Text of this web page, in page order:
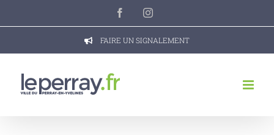
FacebookInstagram
FAIRE UN SIGNALEMENT